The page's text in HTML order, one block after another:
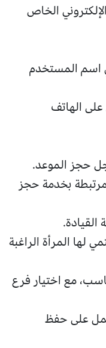
الخاص
اسم المستخدم
الهاتف
حجز الموعد.
بخدمة حجز
لها المرأة الراغبة
مع اختيار فرع
على حفظ